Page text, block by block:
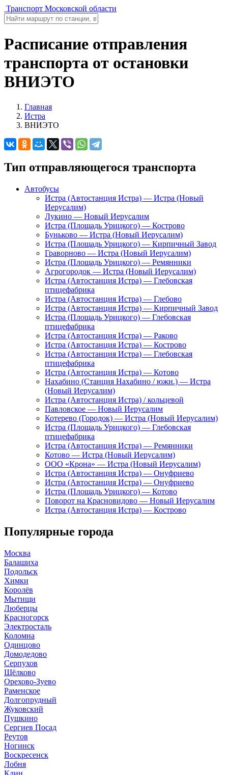
Транспорт Московской области
Расписание отправления
транспорта от остановки
ВНИЭТО
Главная
Истра
ВНИЭТО
Тип отправляющегося транспорта
Автобусы
Истра (Автостанция Истра) — Истра (Новый
Иерусалим)
Лукино — Новый Иерусалим
Истра (Площадь Урицкого) — Кострово
Буньково — Истра (Новый Иерусалим)
Истра (Площадь Урицкого) — Кирпичный Завод
Граворново — Истра (Новый Иерусалим)
Истра (Площадь Урицкого) — Ремянники
Агрогородок — Истра (Новый Иерусалим)
Истра (Автостанция Истра) — Глебовская
птицефабрика
Истра (Автостанция Истра) — Глебово
Истра (Автостанция Истра) — Кирпичный Завод
Истра (Площадь Урицкого) — Глебовская
птицефабрика
Истра (Автостанция Истра) — Раково
Истра (Автостанция Истра) — Кострово
Истра (Автостанция Истра) — Глебовская
птицефабрика
Истра (Автостанция Истра) — Котово
Нахабино (Станция Нахабино / южн.) — Истра
(Новый Иерусалим)
Истра (Автостанция Истра) / кольцевой
Павловское — Новый Иерусалим
Котерево (Городок) — Истра (Новый Иерусалим)
Истра (Площадь Урицкого) — Глебовская
птицефабрика
Истра (Автостанция Истра) — Ремянники
Котово — Истра (Новый Иерусалим)
ООО «Крона» — Истра (Новый Иерусалим)
Истра (Автостанция Истра) — Онуфриево
Истра (Автостанция Истра) — Онуфриево
Истра (Площадь Урицкого) — Котово
Поворот на Красновидово — Новый Иерусалим
Истра (Автостанция Истра) — Кострово
Популярные города
Москва
Балашиха
Подольск
Химки
Королёв
Мытищи
Люберцы
Красногорск
Электросталь
Коломна
Одинцово
Домодедово
Серпухов
Щёлково
Орехово-Зуево
Раменское
Долгопрудный
Жуковский
Пушкино
Сергиев Посад
Реутов
Ногинск
Воскресенск
Лобня
Клин